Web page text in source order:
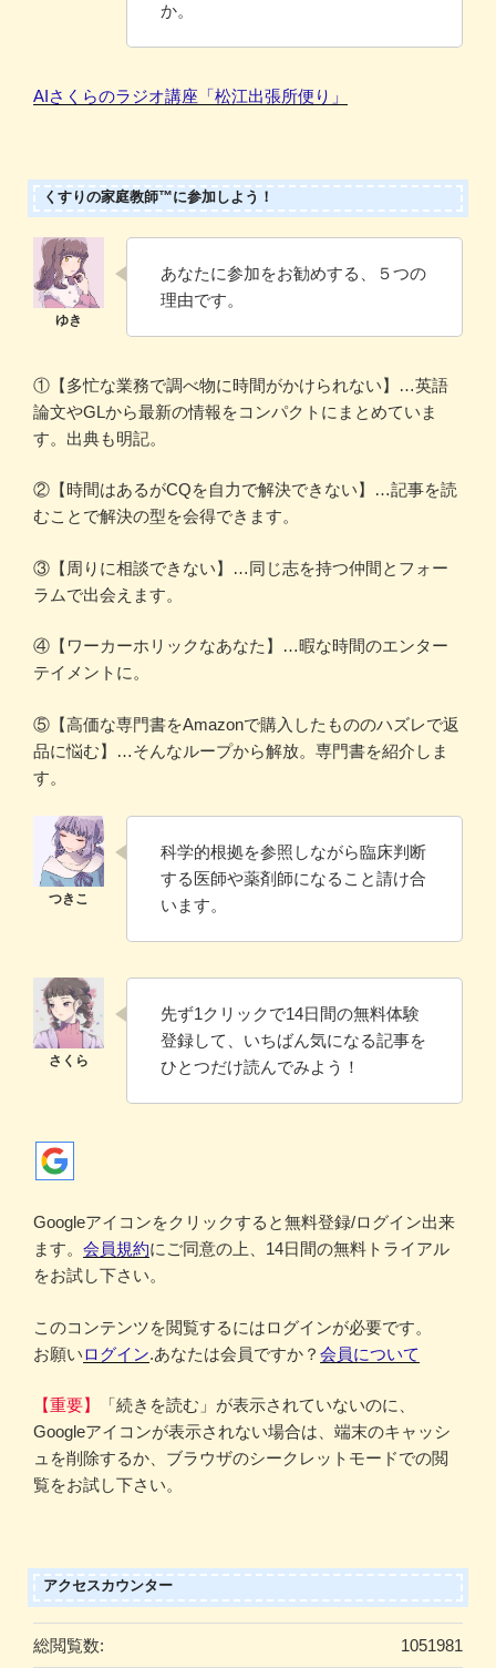
か。
AIさくらのラジオ講座「松江出張所便り」
くすりの家庭教師™に参加しよう！
あなたに参加をお勧めする、５つの
理由です。
①【多忙な業務で調べ物に時間がかけられない】…英語
論文やGLから最新の情報をコンパクトにまとめていま
す。出典も明記。
②【時間はあるがCQを自力で解決できない】…記事を読
むことで解決の型を会得できます。
③【周りに相談できない】…同じ志を持つ仲間とフォー
ラムで出会えます。
④【ワーカーホリックなあなた】…暇な時間のエンター
テイメントに。
⑤【高価な専門書をAmazonで購入したもののハズレで返
品に悩む】…そんなループから解放。専門書を紹介しま
す。
科学的根拠を参照しながら臨床判断
する医師や薬剤師になること請け合
います。
先ず1クリックで14日間の無料体験
登録して、いちばん気になる記事を
ひとつだけ読んでみよう！
Googleアイコンをクリックすると無料登録/ログイン出来
ます。 会員規約にご同意の上、14日間の無料トライアル
をお試し下さい。
このコンテンツを閲覧するにはログインが必要です。
お願いログイン.あなたは会員ですか？ 会員について
【重要】
「続きを読む」が表示されていないのに、
Googleアイコンが表示されない場合は、端末のキャッシ
ュを削除するか、ブラウザのシークレットモードでの閲
覧をお試し下さい。
アクセスカウンター
1051981
総閲覧数: